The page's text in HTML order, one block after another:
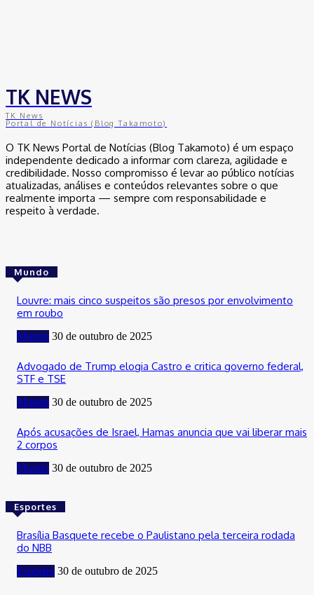
TK NEWS
TK News
Portal de Notícias (Blog Takamoto)
O TK News Portal de Notícias (Blog Takamoto) é um espaço
independente dedicado a informar com clareza, agilidade e
credibilidade. Nosso compromisso é levar ao público notícias
atualizadas, análises e conteúdos relevantes sobre o que
realmente importa — sempre com responsabilidade e
respeito à verdade.
Mundo
Louvre: mais cinco suspeitos são presos por envolvimento
em roubo
Mundo 30 de outubro de 2025
Advogado de Trump elogia Castro e critica governo federal,
STF e TSE
Mundo 30 de outubro de 2025
Após acusações de Israel, Hamas anuncia que vai liberar mais
2 corpos
Mundo 30 de outubro de 2025
Esportes
Brasília Basquete recebe o Paulistano pela terceira rodada
do NBB
Esportes 30 de outubro de 2025